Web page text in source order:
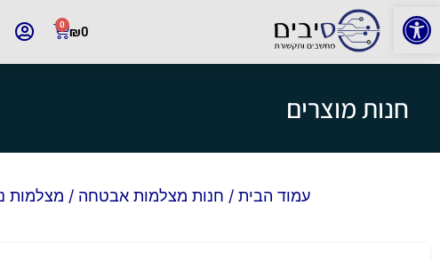
פתח סרגל נגישות ₪0
0
חנות מוצרים
עמוד הבית / חנות מצלמות אבטחה / מצלמות